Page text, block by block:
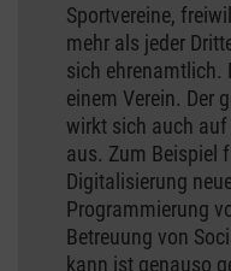
Sportvereine,
mehr als jeder
sich ehrenamtlich.
einem Verein. Der
wirkt sich auch
aus. Zum Beispiel
Digitalisierung
Programmierung
Betreuung von
kann ist genauso